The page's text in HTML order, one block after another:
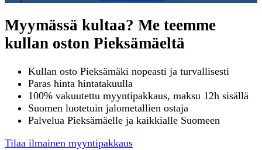
Myymässä kultaa? Me teemme
kullan oston Pieksämäeltä
Kullan osto Pieksämäki nopeasti ja turvallisesti
Paras hinta hintatakuulla
100% vakuutettu myyntipakkaus, maksu 12h sisällä
Suomen luotetuin jalometallien ostaja
Palvelua Pieksämäelle ja kaikkialle Suomeen
Tilaa ilmainen myyntipakkaus